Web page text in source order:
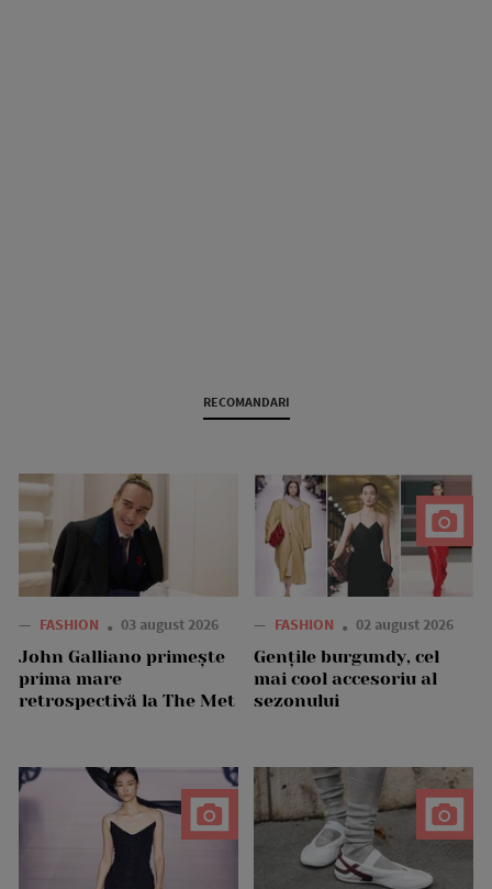
RECOMANDARI
— FASHION 03 august 2026
John Galliano primește
prima mare
retrospectivă la The Met
— FASHION 02 august 2026
Gențile burgundy, cel
mai cool accesoriu al
sezonului